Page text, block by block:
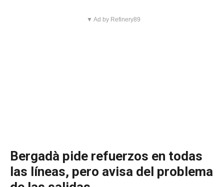
▼ Ad by Refinery89
Bergadà pide refuerzos en todas
las líneas, pero avisa del problema